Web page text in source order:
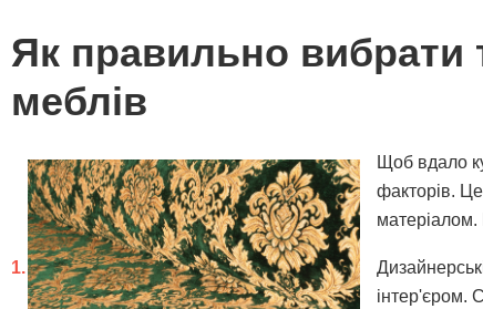
Як правильно вибрати
меблів
Щоб вдало
факторів.
матеріалом.
інтер'єром.